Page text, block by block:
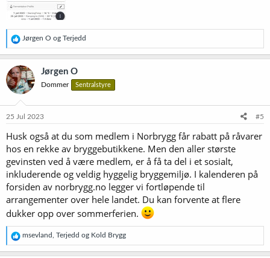
R
e
a
k
s
j
o
e
:
Jørgen O og Terjedd
Jørgen O
Dommer Sentralstyre
25 Jul 2023 #5
Husk også at du som medlem i Norbrygg får rabatt på råvarer
hos en rekke av bryggebutikkene. Men den aller største
gevinsten ved å være medlem, er å få ta del i et sosialt,
inkluderende og veldig hyggelig bryggemiljø. I kalenderen på
forsiden av norbrygg.no legger vi fortløpende til
arrangementer over hele landet. Du kan forvente at flere
dukker opp over sommerferien.
R
e
a
msevland Terjedd og Kold Brygg